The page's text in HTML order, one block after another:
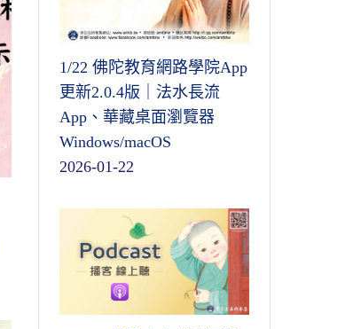
1/22 佛陀教育網路學院App
更新2.0.4版｜法水長流
App、華藏桌面瀏覽器
Windows/macOS
2026-01-22